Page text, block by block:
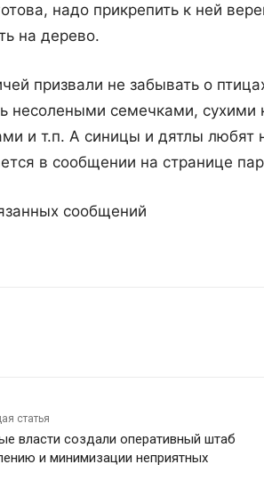
надо прикрепить к ней
на дерево.
призвали не забывать о
несолеными семечками,
и т.п. А синицы и дятлы любят
в сообщении на странице
сообщений
статья
власти создали оперативный штаб
и минимизации неприятных